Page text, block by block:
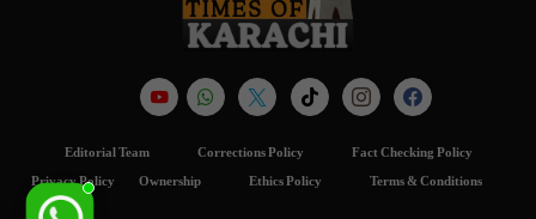
Fact Checking Policy
Corrections Policy
Editorial Team
Terms & Conditions
Ethics Policy
Ownership
Privacy Policy